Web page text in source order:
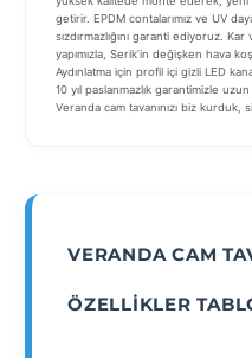
getirir. EPDM contalarımız ve UV
sızdırmazlığını garanti ediyoruz.
yapımızla, Serik’in değişken hava
Aydınlatma için profil içi gizli LED
10 yıl paslanmazlık garantimizle
Veranda cam tavanınızı biz kurduk,
VERANDA CAM
ÖZELLIKLER